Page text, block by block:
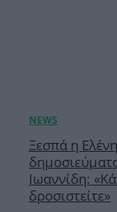
Ξεσπά η
Ιωαννίδη:
δροσιστείτε»